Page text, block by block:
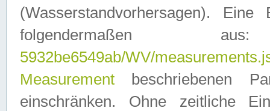
(Wasserstandvorhersagen).
folgendermaßen
5932be6549ab/WV/
Measurement beschriebenen
einschränken. Ohne zeitliche